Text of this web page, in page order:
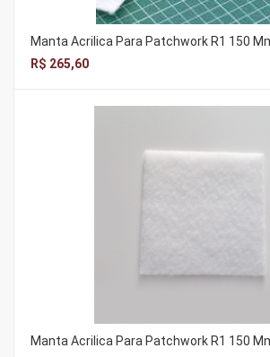
Manta Acrilica Para Patchwork R1 150
R$ 265,60
Manta Acrilica Para Patchwork R1 150